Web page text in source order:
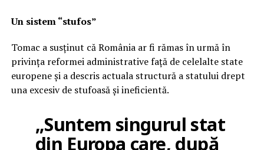
Un sistem “stufos”
Tomac a susținut că România ar fi rămas în urmă în
privința reformei administrative față de celelalte state
europene și a descris actuala structură a statului drept
una excesiv de stufoasă și ineficientă.
„Suntem singurul stat
din Europa care, după